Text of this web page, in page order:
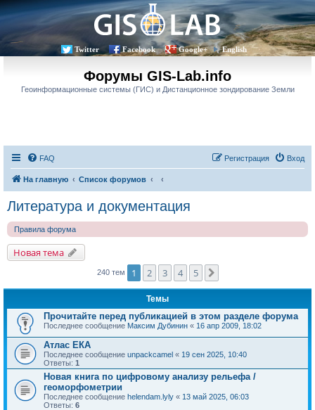
Twitter Facebook Google+ English
Форумы GIS-Lab.info
Геоинформационные системы (ГИС) и Дистанционное зондирование Земли
FAQ Вход
Регистрация
На главную Список форумов
Литература и документация
Правила форума
Новая тема
240 тем 1 2 3 4 5
Темы
Прочитайте перед публикацией в этом разделе форума
Последнее сообщение Максим Дубинин « 16 апр 2009, 18:02
Атлас ЕКА
Последнее сообщение unpackcamel « 19 сен 2025, 10:40
Ответы: 1
Новая книга по цифровому анализу рельефа /
геоморфометрии
Последнее сообщение helendam.lyly « 13 май 2025, 06:03
Ответы: 6